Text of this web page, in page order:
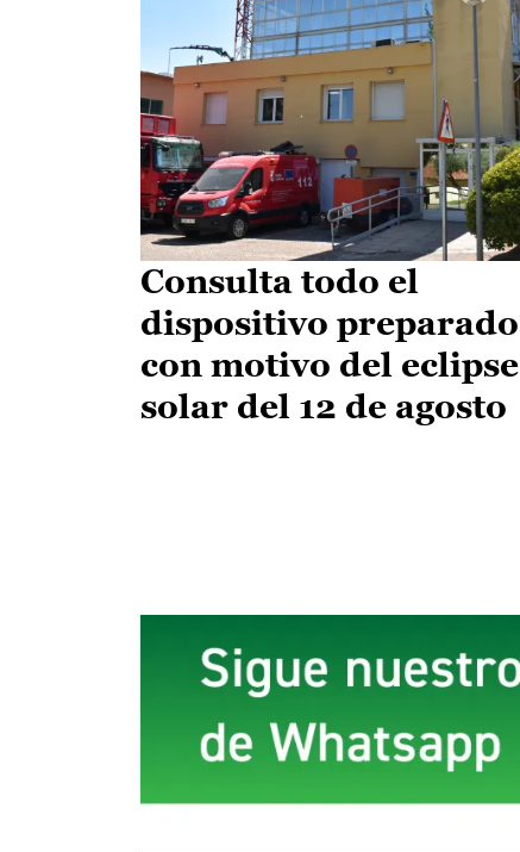
Consulta todo el
dispositivo preparado
con motivo del eclipse
solar del 12 de agosto